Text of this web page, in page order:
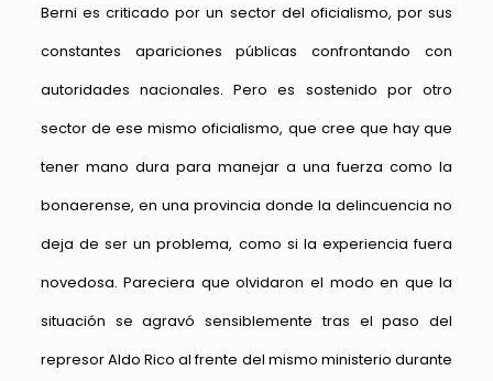
Berni es criticado por un sector del oficialismo, por sus
constantes apariciones públicas confrontando con
autoridades nacionales. Pero es sostenido por otro
sector de ese mismo oficialismo, que cree que hay que
tener mano dura para manejar a una fuerza como la
bonaerense, en una provincia donde la delincuencia no
deja de ser un problema, como si la experiencia fuera
novedosa. Pareciera que olvidaron el modo en que la
situación se agravó sensiblemente tras el paso del
represor Aldo Rico al frente del mismo ministerio durante